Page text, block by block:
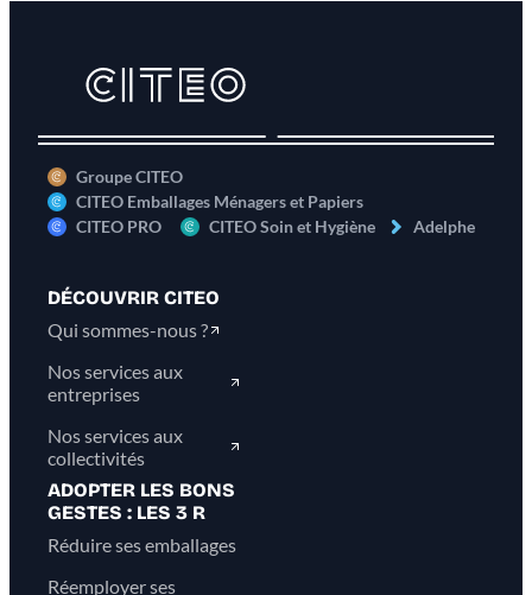
Groupe CITEO
CITEO Emballages Ménagers et Papiers
CITEO PRO
CITEO Soin et Hygiène Adelphe
DÉCOUVRIR CITEO
Qui sommes-nous ?
Nos services aux
entreprises
Nos services aux
collectivités
ADOPTER LES BONS
GESTES : LES 3 R
Réduire ses emballages
Réemployer ses